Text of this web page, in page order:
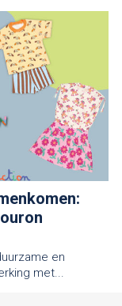
en
met...